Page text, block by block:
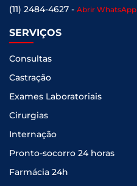
(11) 2484-4627 - Abrir WhatsApp
SERVIÇOS
Consultas
Castração
Exames Laboratoriais
Cirurgias
Internação
Pronto-socorro 24 horas
Farmácia 24h